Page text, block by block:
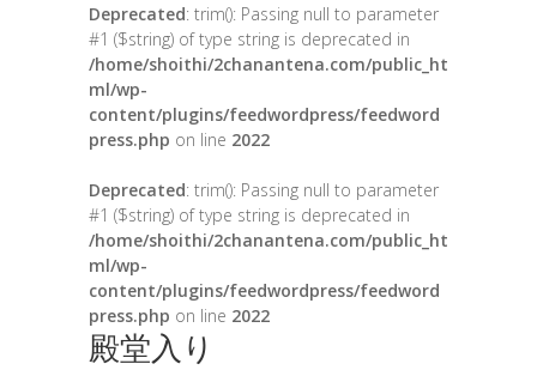
Deprecated: trim(): Passing null to parameter
#1 ($string) of type string is deprecated in
/home/shoithi/2chanantena.com/public_ht
ml/wp-
content/plugins/feedwordpress/feedword
press.php on line 2022
Deprecated: trim(): Passing null to parameter
#1 ($string) of type string is deprecated in
/home/shoithi/2chanantena.com/public_ht
ml/wp-
content/plugins/feedwordpress/feedword
press.php on line 2022
殿堂入り